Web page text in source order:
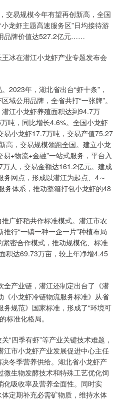
易规模今年有望再创新高，全国
龙虾主题高速服务区”日均接待游
品牌价值达527.2亿元……
冰在潜江小龙虾产业专题发布会
年，湖北省出台“虾十条”，
域公用品牌，全省共打“一张牌”。
江小龙虾养殖面积达到94.7万
吨，同比增长4.6%。全国小龙虾
易小龙虾17.7万吨，交易产值75.27
高，交易规模领跑全国。建立小龙
+物流+金融”一站式服务，平台入
人，交易金额达161.2亿元。建成
网点，形成以潜江为起点、4～
务体系，推动整箱打包小龙虾的48
广虾稻共作标准模式。潜江市农
行“一镇一种一企一片”种植布局
紧密合作模式，推动规模化、标准
积达69.73万亩，较上年净增4.45
产业链，潜江还制定出台了《潜
小龙虾冷链物流服务标准》从省
规范》国家标准，形成了“环境可
标准化格局。
四季有虾”等产业关键技术难题，
江市小龙虾产业发展促进中心主任
冬季营养供给。湖北省小龙虾产
生物发酵技术和特殊工艺优化饲
化吸收率及营养全面性。同时实
定期补充必需矿物质，维持水体